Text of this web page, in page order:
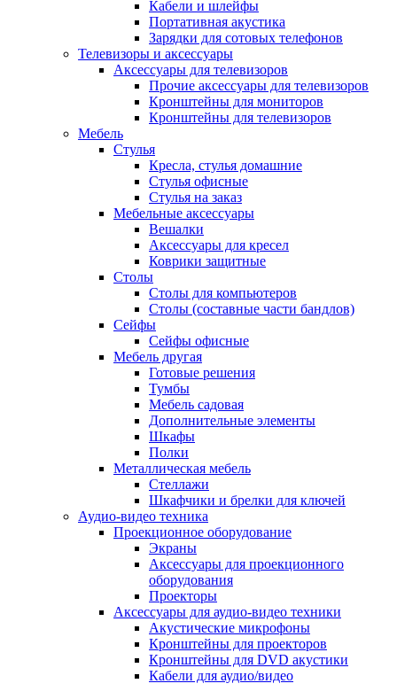
Кабели и шлейфы
Портативная акустика
Зарядки для сотовых телефонов
Телевизоры и аксессуары
Аксессуары для телевизоров
Прочие аксессуары для телевизоров
Кронштейны для мониторов
Кронштейны для телевизоров
Мебель
Стулья
Кресла, стулья домашние
Стулья офисные
Стулья на заказ
Мебельные аксессуары
Вешалки
Аксессуары для кресел
Коврики защитные
Столы
Столы для компьютеров
Столы (составные части бандлов)
Сейфы
Сейфы офисные
Мебель другая
Готовые решения
Тумбы
Мебель садовая
Дополнительные элементы
Шкафы
Полки
Металлическая мебель
Стеллажи
Шкафчики и брелки для ключей
Аудио-видео техника
Проекционное оборудование
Экраны
Аксессуары для проекционного
оборудования
Проекторы
Аксессуары для аудио-видео техники
Акустические микрофоны
Кронштейны для проекторов
Кронштейны для DVD акустики
Кабели для аудио/видео